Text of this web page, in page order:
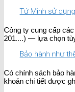
Tứ Minh sử
Công ty cung cấp
201....) — lựa chọn
Bảo hành như
Có chính sách bảo
khoản chi tiết được